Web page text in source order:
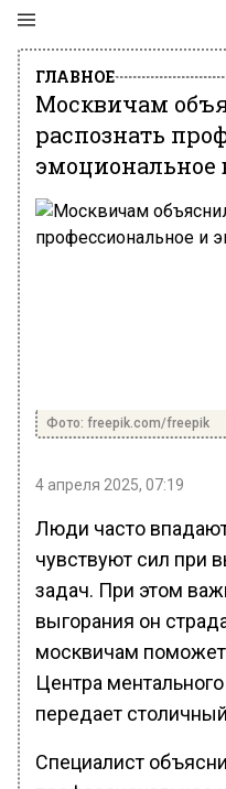
ГЛАВНОЕ
Москвичам
распознать
эмоциональное
Фото: freepik.com/freepik
4 апреля 2025, 07:19
Люди часто
чувствуют сил при
задач. При этом
выгорания он
москвичам
Центра
передает
Специалист